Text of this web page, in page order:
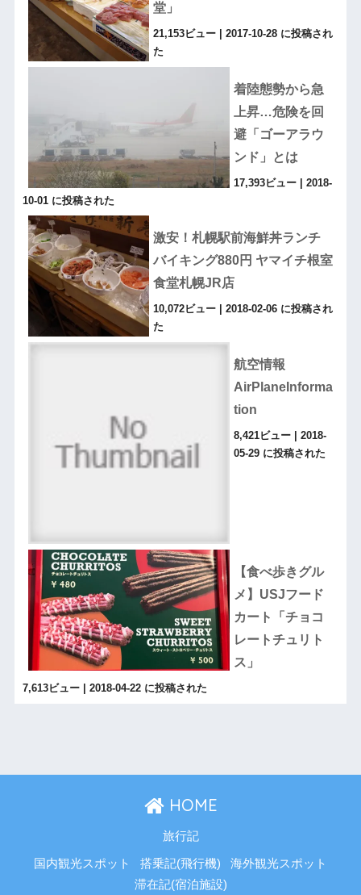
堂」
21,153ビュー| 2017-10-28 に投稿され
た
着陸態勢から急
上昇…危険を回
避「ゴーアラウ
ンド」とは
17,393ビュー| 2018-
10-01 に投稿された
激安！札幌駅前海鮮丼ランチ
バイキング880円 ヤマイチ根室
食堂札幌JR店
10,072ビュー| 2018-02-06 に投稿され
た
航空情報
AirPlaneInforma
tion
8,421ビュー| 2018-
05-29 に投稿された
【食べ歩きグル
メ】USJフード
カート「チョコ
レートチュリト
ス」
7,613ビュー| 2018-04-22 に投稿された
HOME
旅行記
国内観光スポット 搭乗記(飛行機)
海外観光スポット
滞在記(宿泊施設)